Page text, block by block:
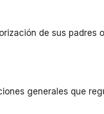
de sus padres
generales que